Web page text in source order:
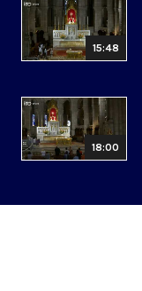
15:48
18:00